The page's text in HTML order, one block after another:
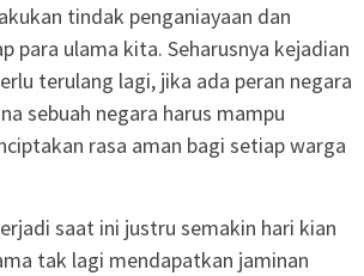
tindak penganiayaan dan
para ulama kita. Seharusnya kejadian
terulang lagi, jika ada peran negara
sebuah negara harus mampu
rasa aman bagi setiap warga
saat ini justru semakin hari kian
tak lagi mendapatkan jaminan